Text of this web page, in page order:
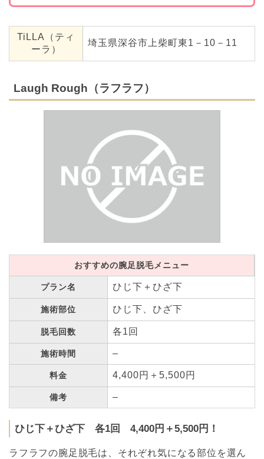
TiLLA（ティ
ーラ）
埼玉県深谷市上柴町東1－10－11
Laugh Rough（ラフラフ）
おすすめの腕足脱毛メニュー
プラン名 ひじ下＋ひざ下
施術部位 ひじ下、ひざ下
脱毛回数 各1回
施術時間 –
料金 4,400円＋5,500円
備考 –
ひじ下＋ひざ下 各1回 4,400円＋5,500円！
ラフラフの腕足脱毛は、それぞれ気になる部位を選ん